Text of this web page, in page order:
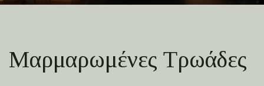
Mαρμαρωμένες Τρωάδες